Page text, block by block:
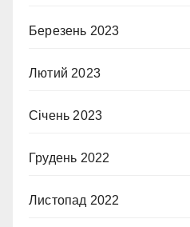
Березень 2023
Лютий 2023
Січень 2023
Грудень 2022
Листопад 2022